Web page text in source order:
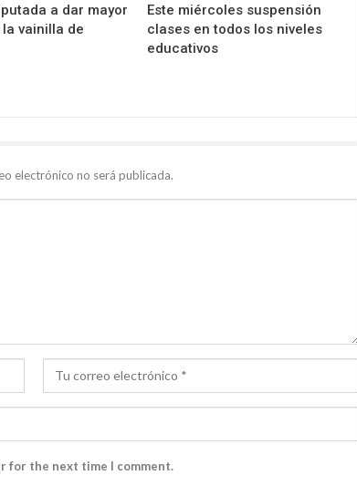
a dar mayor
vainilla de
Este miércoles suspensión
clases en todos los niveles
educativos
electrónico no será publicada.
for the next time I comment.